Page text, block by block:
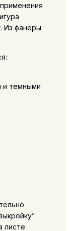
Из фанеры
и темными
листе